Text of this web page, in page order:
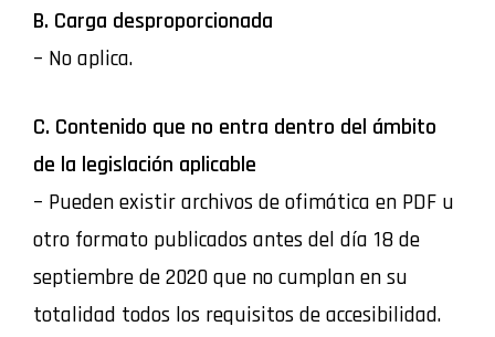
B. Carga desproporcionada
– No aplica.
C. Contenido que no entra dentro del ámbito
de la legislación aplicable
– Pueden existir archivos de ofimática en PDF u
otro formato publicados antes del día 18 de
septiembre de 2020 que no cumplan en su
totalidad todos los requisitos de accesibilidad.